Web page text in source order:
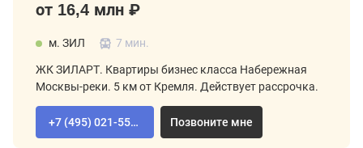
от 16,4 млн ₽
м. ЗИЛ 7 мин.
ЖК ЗИЛАРТ. Квартиры бизнес класса Набережная
Москвы-реки. 5 км от Кремля. Действует рассрочка.
+7 (495) 021-55-92 Позвоните мне